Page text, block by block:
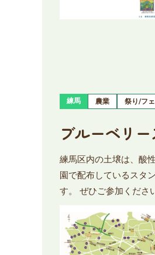
練馬 農業 祭り/フ
ブルーベリ
練馬区内の土壌は、酸
園で配布しているスタ
す。 ぜひご参加くださ